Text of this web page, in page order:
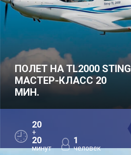
ПОЛЕТ НА TL2000 STING
МАСТЕР-КЛАСС 20
МИН.
20
+
20
минут
1
человек